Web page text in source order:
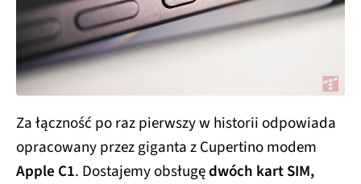
Warto nadmienić, że iPhone 16e ma niecookrojony
zestaw funkcjonalności względem pozostałych
szesnastek.Jak już wspomniałem, nie znajdziemy